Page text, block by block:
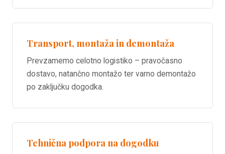
Transport, montaža in demontaža
Prevzamemo celotno logistiko – pravočasno
dostavo, natančno montažo ter varno demontažo
po zaključku dogodka.
Tehnična podpora na dogodku